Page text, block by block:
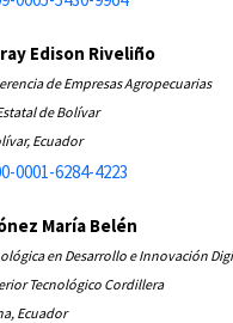
Edison Riveliño
de Empresas Agropecuarias
de Bolívar
Ecuador
0001-6284-4223
María Belén
Tecnológico Cordillera
Ecuador